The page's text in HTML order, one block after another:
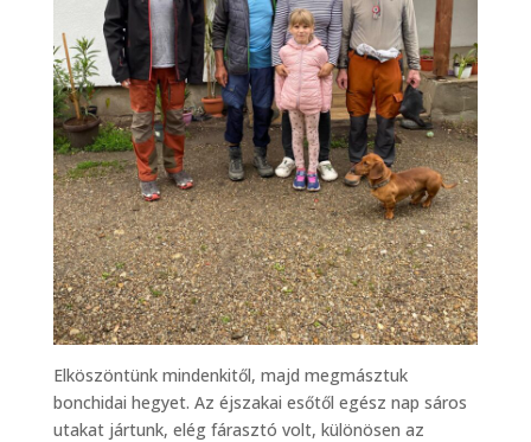
Elköszöntünk mindenkitől, majd megmásztuk
bonchidai hegyet. Az éjszakai esőtől egész nap sáros
utakat jártunk, elég fárasztó volt, különösen az